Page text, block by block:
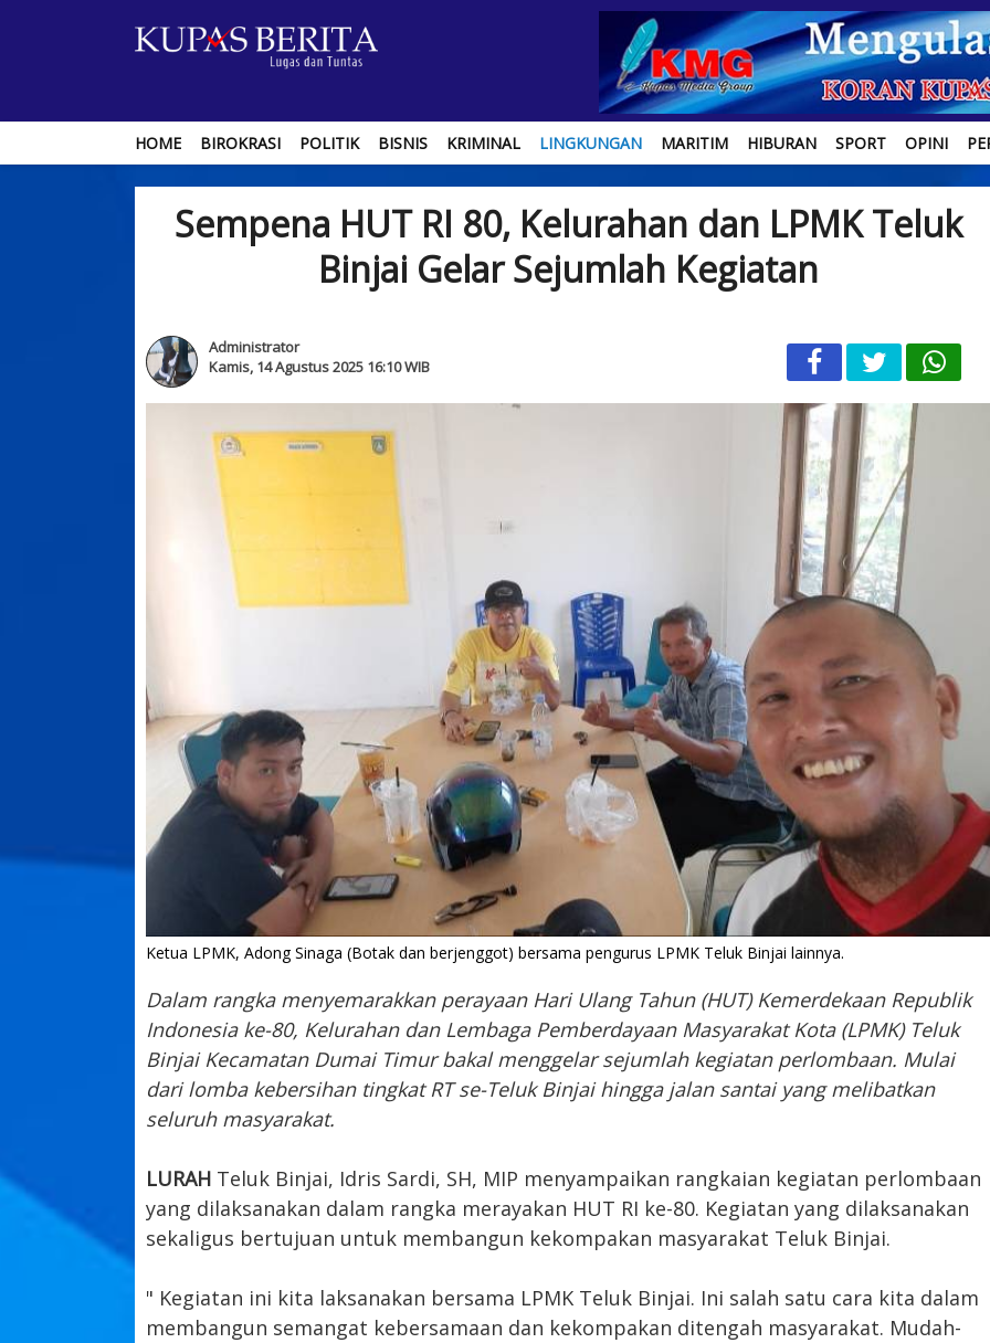
HOME BIROKRASI POLITIK BISNIS KRIMINAL LINGKUNGAN MARITIM HIBURAN SPORT OPINI
Sempena HUT RI 80, Kelurahan dan LPMK Teluk
Binjai Gelar Sejumlah Kegiatan
Administrator
Kamis, 14 Agustus 2025 16:10 WIB
Ketua LPMK, Adong Sinaga (Botak dan berjenggot) bersama pengurus LPMK Teluk Binjai lainnya.
Dalam rangka menyemarakkan perayaan Hari Ulang Tahun (HUT) Kemerdekaan Republik
Indonesia ke-80, Kelurahan dan Lembaga Pemberdayaan Masyarakat Kota (LPMK) Teluk
Binjai Kecamatan Dumai Timur bakal menggelar sejumlah kegiatan perlombaan. Mulai
dari lomba kebersihan tingkat RT se-Teluk Binjai hingga jalan santai yang melibatkan
seluruh masyarakat.
LURAH Teluk Binjai, Idris Sardi, SH, MIP menyampaikan rangkaian kegiatan perlombaan
yang dilaksanakan dalam rangka merayakan HUT RI ke-80. Kegiatan yang dilaksanakan
sekaligus bertujuan untuk membangun kekompakan masyarakat Teluk Binjai.
" Kegiatan ini kita laksanakan bersama LPMK Teluk Binjai. Ini salah satu cara kita dalam
membangun semangat kebersamaan dan kekompakan ditengah masyarakat. Mudah-